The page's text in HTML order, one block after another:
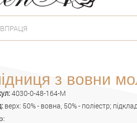
з вовни
4030-0-48-164-M
верх: 50% - вовна, 50% - поліестр;